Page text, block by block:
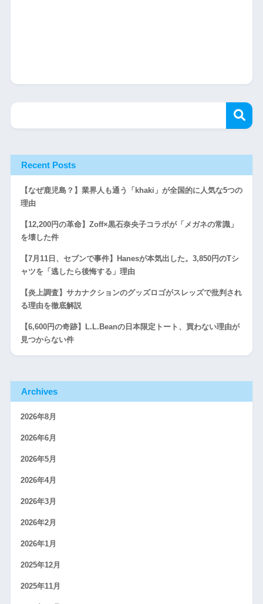
Recent Posts
【なぜ鹿児島？】業界人も通う「khaki」が全国的に人気な5つの
理由
【12,200円の革命】Zoff×黒石奈央子コラボが「メガネの常識」
を壊した件
【7月11日、セブンで事件】Hanesが本気出した。3,850円のTシ
ャツを「逃したら後悔する」理由
【炎上調査】サカナクションのグッズロゴがスレッズで批判され
る理由を徹底解説
【6,600円の奇跡】L.L.Beanの日本限定トート、買わない理由が
見つからない件
Archives
2026年8月
2026年6月
2026年5月
2026年4月
2026年3月
2026年2月
2026年1月
2025年12月
2025年11月